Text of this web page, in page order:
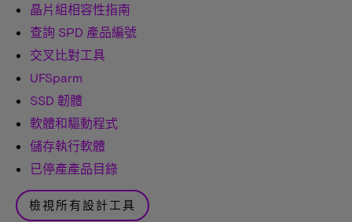
晶片組相容性指南
查詢 SPD 產品編號
交叉比對工具
UFSparm
SSD 韌體
軟體和驅動程式
儲存執行軟體
已停產產品目錄
檢視所有設計工具